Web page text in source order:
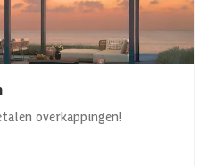
overkappingen!